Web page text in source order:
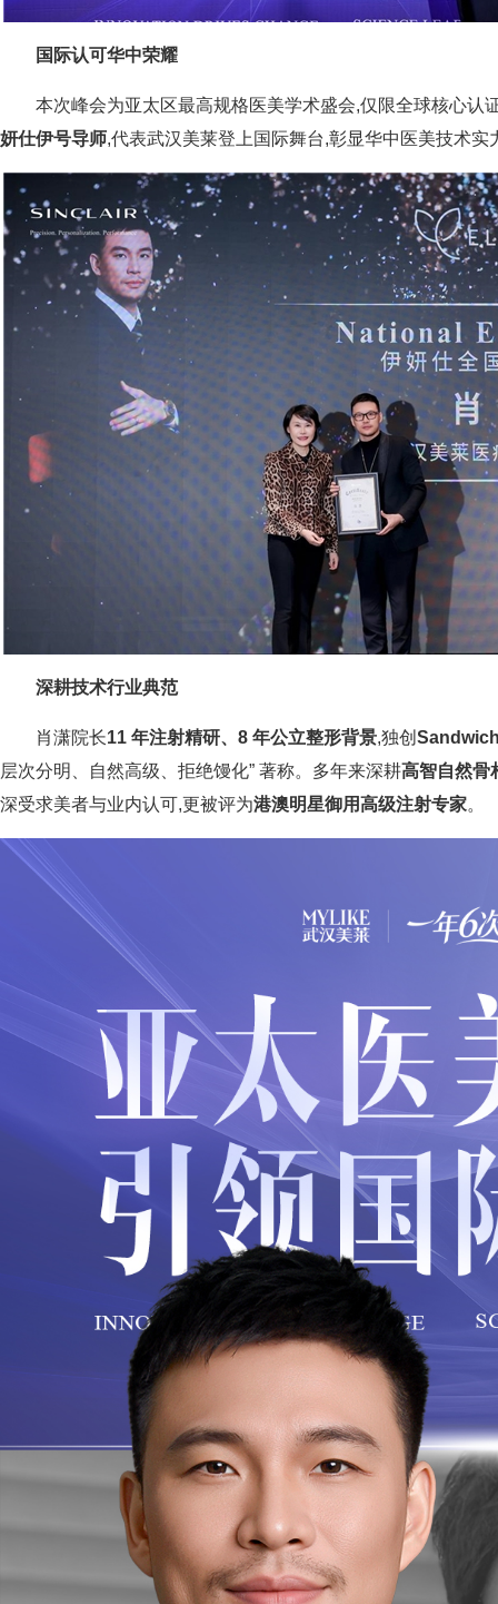
国际认可华中荣耀
本次峰会为亚太区最高规格医美学术盛会,仅限全球核心认
妍仕伊号导师,代表武汉美莱登上国际舞台,彰显华中医美技术实
深耕技术行业典范
肖潇院长11 年注射精研、8 年公立整形背景,独创
层次分明、自然高级、拒绝馒化” 著称。多年来深耕高智自然骨
深受求美者与业内认可,更被评为港澳明星御用高级注射专家。